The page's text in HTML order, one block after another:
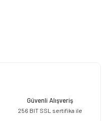
Güvenli Alışveriş
256 BIT SSL sertifika ile